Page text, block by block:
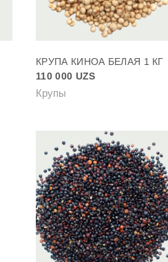
КРУПА КИНОА БЕЛАЯ 1 КГ
110 000 UZS
Крупы